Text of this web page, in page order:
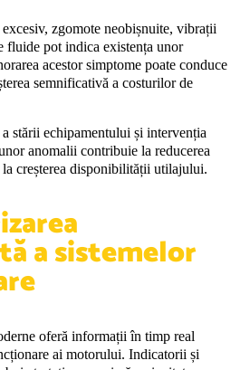
zgomote neobișnuite, vibrații
fluide pot indica existența unor
acestor simptome poate conduce
semnificativă a costurilor de
stării echipamentului și intervenția
anomalii contribuie la reducerea
creșterea disponibilității utilajului.
a sistemelor
oferă informații în timp real
ai motorului. Indicatorii și